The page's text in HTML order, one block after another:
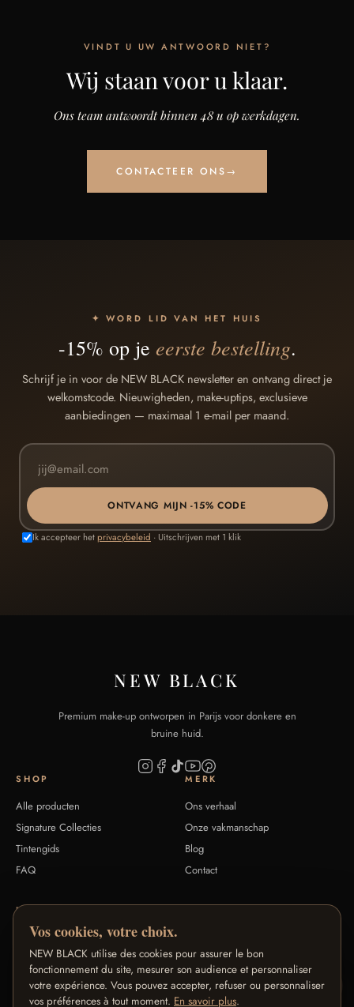
VINDT U UW ANTWOORD NIET?
Wij staan voor u klaar.
Ons team antwoordt binnen 48 u op werkdagen.
CONTACTEER ONS→
✦ WORD LID VAN HET HUIS
-15% op je eerste bestelling.
Schrijf je in voor de NEW BLACK newsletter en ontvang direct je
welkomstcode. Nieuwigheden, make-uptips, exclusieve
aanbiedingen — maximaal 1 e-mail per maand.
ONTVANG MIJN -15% CODE
Ik accepteer hetprivacybeleid · Uitschrijven met 1 klik
NEW BLACK
Premium make-up ontworpen in Parijs voor donkere en
bruine huid.
SHOP
Alle producten
Signature Collecties
Tintengids
FAQ
MERK
Ons verhaal
Onze vakmanschap
Blog
Contact
HULP
Retouren & terugbetaling
Algemene voorwaarden
Privacy
Juridische informatie
Ambassadeursprogramma
Affiliateprogramma
Pro / B2B
Vos cookies, votre choix.
NEW BLACK utilise des cookies pour assurer le bon
fonctionnement du site, mesurer son audience et personnaliser
votre expérience. Vous pouvez accepter, refuser ou personnaliser
vos préférences à tout moment. En savoir plus.